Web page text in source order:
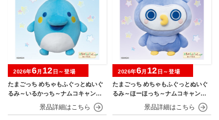
たまごっち めちゃもふぐっとぬいぐ
るみ～いるかっち～ナムコキャンペ
2026年6月 12 日～登場
たまごっち めちゃもふぐっとぬいぐ
るみ～ほーほっち～ナムコキャンペ
2026年6月 12 日～登場